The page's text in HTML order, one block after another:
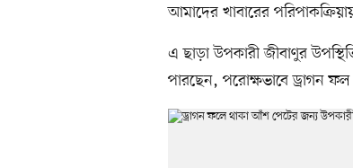
আমাদের খাবারের
এ ছাড়া উপকারী জীবাণুর
পারছেন, পরোক্ষভাবে ড্রাগন